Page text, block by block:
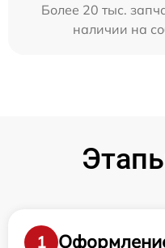
Более 20 тыс.
наличии на
1